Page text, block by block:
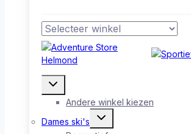
Toggle
Andere winkel kiezen
Dames ski's
Toggle